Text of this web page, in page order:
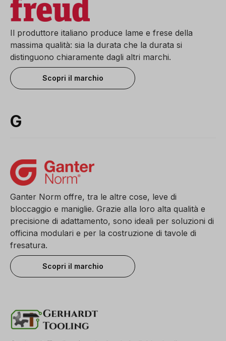
Il produttore italiano produce lame e frese della
massima qualità: sia la durata che la durata si
distinguono chiaramente dagli altri marchi.
Scopri il marchio
G
Ganter Norm offre, tra le altre cose, leve di
bloccaggio e maniglie. Grazie alla loro alta qualità e
precisione di adattamento, sono ideali per soluzioni di
officina modulari e per la costruzione di tavole di
fresatura.
Scopri il marchio